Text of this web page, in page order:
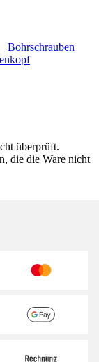
Bohrschrauben
überprüft.
die die Ware nicht